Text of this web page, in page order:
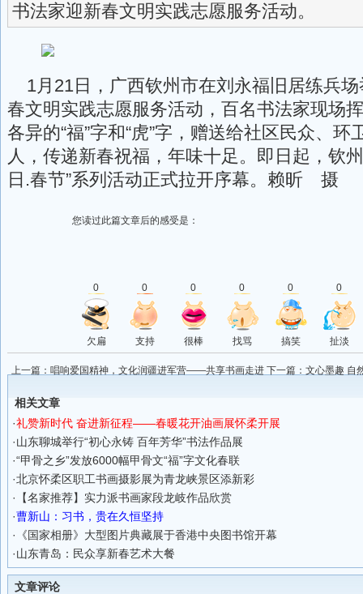
书法家迎新春文明实践志愿服务活动。
1月21日，广西钦州市在刘永福旧居练兵
春文明实践志愿服务活动，百名书法家现场
各异的“福”字和“虎”字，赠送给社区民众、环
人，传递新春祝福，年味十足。即日起，钦
日.春节”系列活动正式拉开序幕。赖昕 摄
您读过此篇文章后的感受是：
0 0 0 0 0 0
欠扁 支持 很棒 找骂 搞笑 扯淡
上一篇： 唱响爱国精神，文化润疆进军营——共享书画走进 下一篇： 文心墨趣 自
相关文章
·礼赞新时代 奋进新征程——春暖花开油画展怀柔开展
·山东聊城举行“初心永铸 百年芳华”书法作品展
·“甲骨之乡”发放6000幅甲骨文“福”字文化春联
·北京怀柔区职工书画摄影展为青龙峡景区添新彩
·
【名家推荐】实力派书画家段龙岐作品欣赏
·曹新山：习书，贵在久恒坚持
·
《国家相册》大型图片典藏展于香港中央图书馆开幕
·山东青岛：民众享新春艺术大餐
文章评论